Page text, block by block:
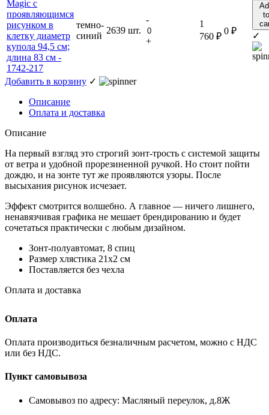
темно-
синий
2639 шт.
-
+
1
760 ₽
0 ₽
to
✓
Добавить в корзину ✓
Описание
Оплата и доставка
Описание
На первый взгляд это строгий зонт-трость с системой защиты
от ветра и удобной прорезиненной ручкой. Но стоит пойти
дождю, и на зонте тут же проявляются узоры. После
высыхания рисунок исчезает.
Эффект смотрится волшебно. А главное — ничего лишнего,
ненавязчивая графика не мешает брендированию и будет
сочетаться практически с любым дизайном.
Зонт-полуавтомат, 8 спиц
Размер хлястика 21х2 см
Поставляется без чехла
Оплата и доставка
Оплата
Оплата производиться безналичным расчетом, можно с НДС
или без НДС.
Пункт самовывоза
Самовывоз по адресу: Масляный переулок, д.8Ж